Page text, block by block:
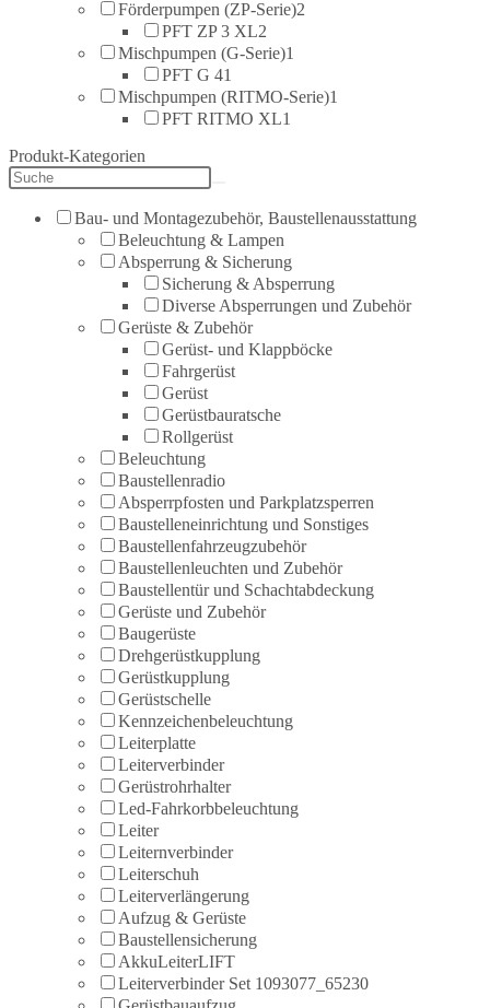
Förderpumpen (ZP-Serie)2
PFT ZP 3 XL2
Mischpumpen (G-Serie)1
PFT G 41
Mischpumpen (RITMO-Serie)1
PFT RITMO XL1
Produkt-Kategorien
Bau- und Montagezubehör, Baustellenausstattung
Beleuchtung & Lampen
Absperrung & Sicherung
Sicherung & Absperrung
Diverse Absperrungen und Zubehör
Gerüste & Zubehör
Gerüst- und Klappböcke
Fahrgerüst
Gerüst
Gerüstbauratsche
Rollgerüst
Beleuchtung
Baustellenradio
Absperrpfosten und Parkplatzsperren
Baustelleneinrichtung und Sonstiges
Baustellenfahrzeugzubehör
Baustellenleuchten und Zubehör
Baustellentür und Schachtabdeckung
Gerüste und Zubehör
Baugerüste
Drehgerüstkupplung
Gerüstkupplung
Gerüstschelle
Kennzeichenbeleuchtung
Leiterplatte
Leiterverbinder
Gerüstrohrhalter
Led-Fahrkorbbeleuchtung
Leiter
Leiternverbinder
Leiterschuh
Leiterverlängerung
Aufzug & Gerüste
Baustellensicherung
AkkuLeiterLIFT
Leiterverbinder Set 1093077_65230